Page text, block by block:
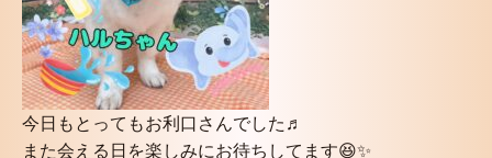
今日もとってもお利口さんでした♬
また会える日を楽しみにお待ちしてます😆✨